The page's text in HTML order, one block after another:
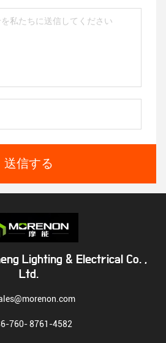
送信する
Lighting & Electrical Co. ,
Ltd.
760- 8761-4582